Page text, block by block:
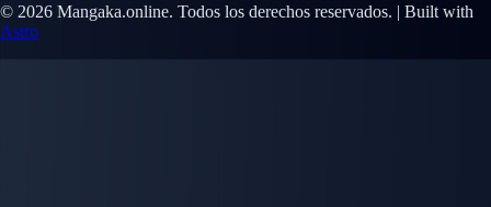
© 2026 Mangaka.online. Todos los derechos reservados. | Built with
Astro